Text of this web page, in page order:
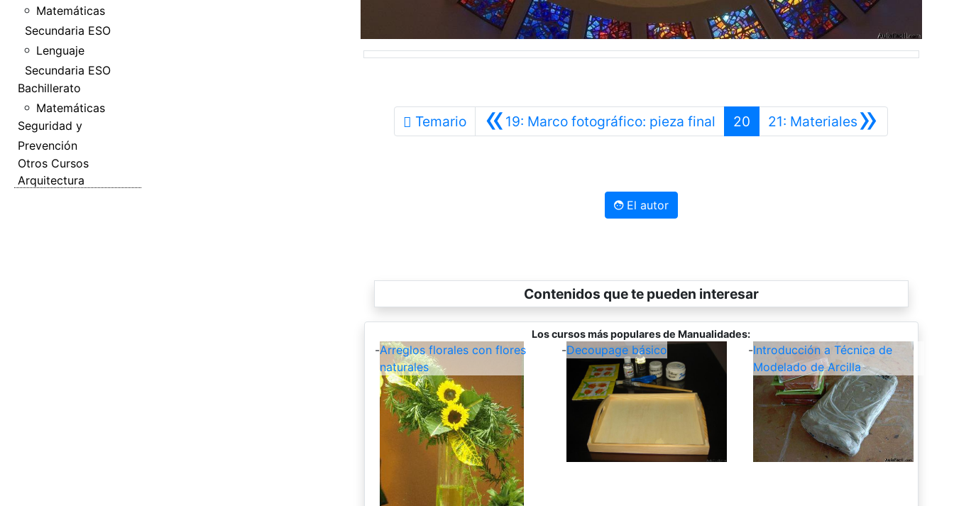
Matemáticas
Secundaria ESO
Lenguaje
Secundaria ESO
Bachillerato
Matemáticas
Seguridad y
Prevención
Otros Cursos
Arquitectura
Temario «19: Marco fotográfico: pieza final Anterior
20 »
21: Materiales Siguiente
El autor
Contenidos que te pueden interesar
Los cursos más populares de Manualidades:
-Arreglos florales con flores
naturales
-Decoupage básico -Introducción a Técnica de
Modelado de Arcilla